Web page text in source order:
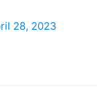
28, 2023